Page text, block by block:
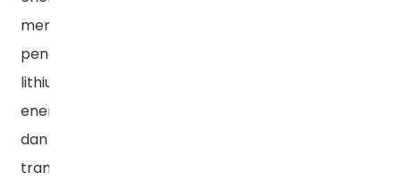
mempercepat
penerapan
lithium
energi,
dan
transformasi